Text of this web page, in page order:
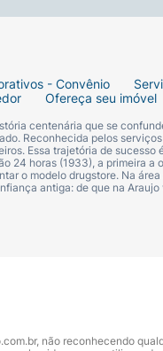
- Convênio
Ofereça seu imóvel
centenária que se
Reconhecida pelos
Essa trajetória de sucesso
24 horas (1933), a primeira
o modelo drugstore. Na
antiga: de que na
não reconhecendo